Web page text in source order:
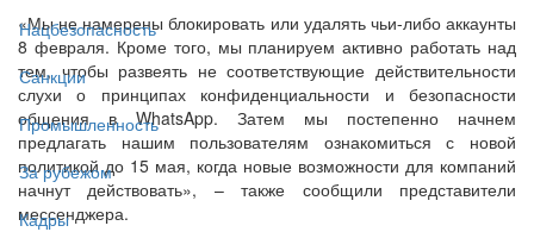
Нацбезопасность
Санкции
Промышленность
За рубежом
Кадры
«Мы не намерены блокировать или удалять чьи-либо аккаунты
8 февраля. Кроме того, мы планируем активно работать над
тем, чтобы развеять не соответствующие действительности
слухи о принципах конфиденциальности и безопасности
общения в WhatsApp. Затем мы постепенно начнем
предлагать нашим пользователям ознакомиться с новой
политикой до 15 мая, когда новые возможности для компаний
начнут действовать», – также сообщили представители
мессенджера.